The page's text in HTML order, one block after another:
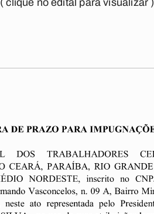
( clique no edital para visualizar )